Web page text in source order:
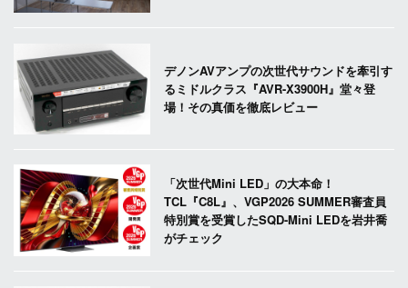
デノンAVアンプの次世代サウンドを牽引す
るミドルクラス『AVR-X3900H』堂々登
場！その真価を徹底レビュー
「次世代Mini LED」の大本命！
TCL『C8L』、VGP2026 SUMMER審査員
特別賞を受賞したSQD-Mini LEDを岩井喬
がチェック